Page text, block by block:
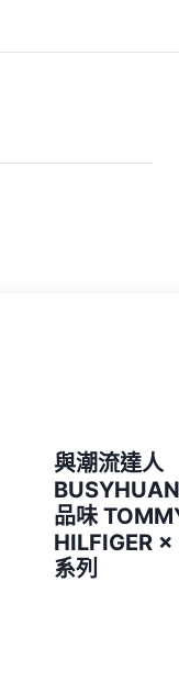
與潮流達人
品味
HILFIGER ×
系列